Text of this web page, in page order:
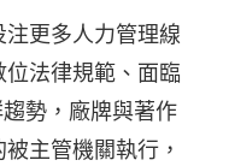
更多人力管理線
法律規範、面臨
勢，廠牌與著作
主管機關執行，